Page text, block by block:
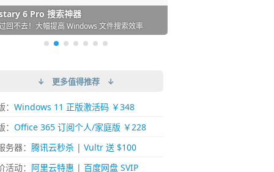
必备的下载神器
的 Windows 平台下载工具
6 Pro 搜索神器
回不去！大幅提高 Windows 文件搜索效率
桌面图标自动整理/美化神器
必备！图标再多桌面也不再凌乱！
Desktop 虚拟机
上流畅运行 Windows (支持 M 芯片)
下载网络视频的神器 (Mac)
下视频，超简单好用！谁用谁知道
- 极简好用的 Markdown 编辑器
写作体验！跨平台支持 Win / Mac
↓ 更多值得推荐 ↓
Windows 11 正版激活码 ￥348
Office 365 订阅个人/家庭版 ￥228
务器： 腾讯云秒杀| Vultr 送 $100
活动： 阿里云特惠 | 百度网盘 SVIP